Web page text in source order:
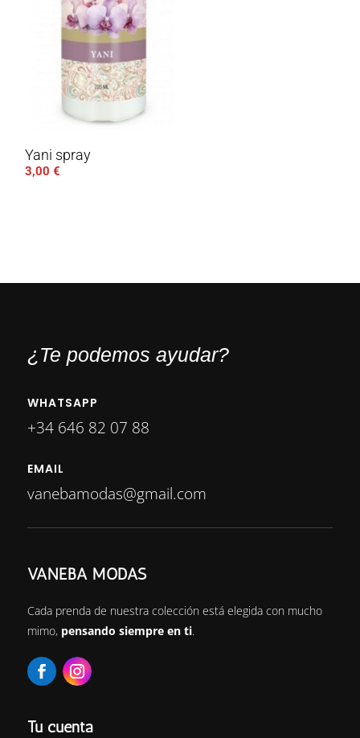
Yani spray
3,00€
¿Te podemos ayudar?
WHATSAPP
+34 646 82 07 88
EMAIL
vanebamodas@gmail.com
VANEBA MODAS
Cada prenda de nuestra colección está elegida con mucho
mimo, pensando siempre en ti.
Tu cuenta